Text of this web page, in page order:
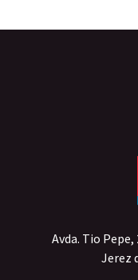
Avda. Tio
Jerez